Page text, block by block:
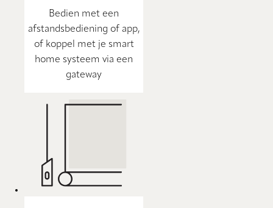
Bedien met een
afstandsbediening of app,
of koppel met je smart
home systeem via een
gateway